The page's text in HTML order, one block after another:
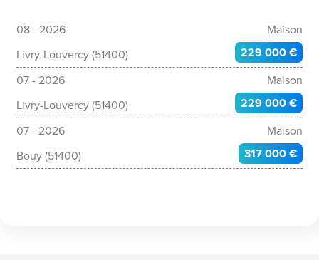
08 - 2026
Maison
Livry-Louvercy (51400)
229 000 €
07 - 2026
Maison
Livry-Louvercy (51400)
229 000 €
07 - 2026
Maison
Bouy (51400)
317 000 €